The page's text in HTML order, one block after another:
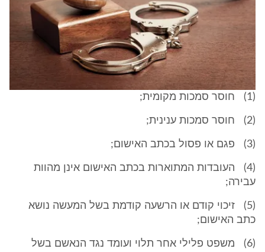
(1) חוסר סמכות מקומית;
(2) חוסר סמכות ענינית;
(3) פגם או פסול בכתב האישום;
(4) העובדות המתוארות בכתב האישום אינן מהוות
עבירה;
(5) זיכוי קודם או הרשעה קודמת בשל המעשה נושא
כתב האישום;
(6) משפט פלילי אחר תלוי ועומד נגד הנאשם בשל